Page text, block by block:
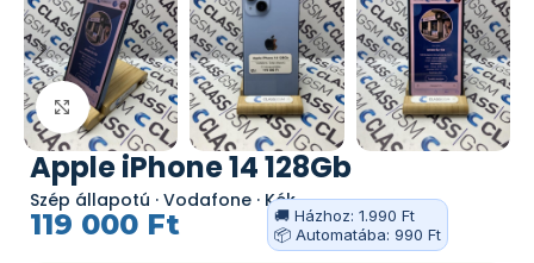
Kattints a nagyításhoz
Apple iPhone 14 128Gb
Szép állapotú · Vodafone · Kék
119 000 Ft
🚚 Házhoz: 1.990 Ft
📦 Automatába: 990 Ft